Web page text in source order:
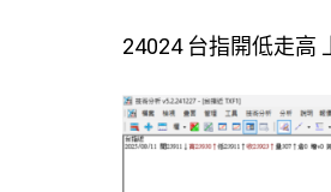
24024 台指開低走高